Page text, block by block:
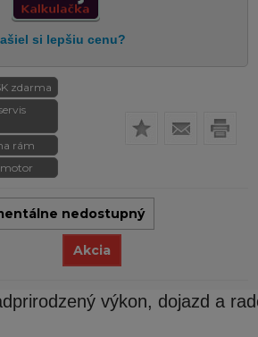
zdarma
rám
nedostupný
Akcia
výkon, dojazd a